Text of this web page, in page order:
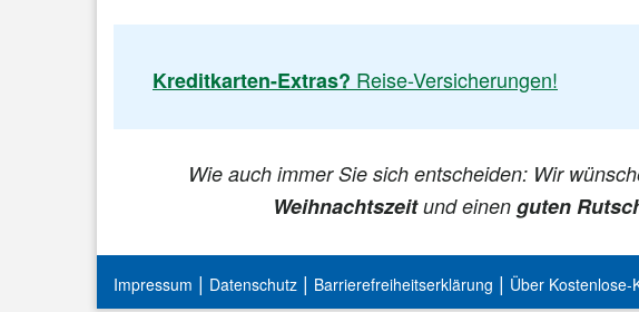
Kreditkarten-Extras? Reise-Versicherungen!
Wie auch immer Sie sich entscheiden: Wir
Weihnachtszeitund einen guten
Impressum | Datenschutz | Barrierefreiheitserklärung | Über Kostenlose-